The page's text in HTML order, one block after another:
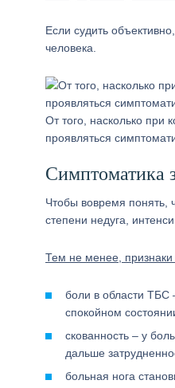
Если судить
человека.
От того, насколько при
проявляться
Симптоматика
Чтобы вовремя понять,
степени недуга,
Тем не менее, признаки
боли в области ТБС
спокойном
скованность – у
дальше
больная нога